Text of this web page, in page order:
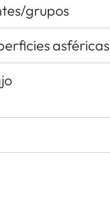
grupos
asféricas